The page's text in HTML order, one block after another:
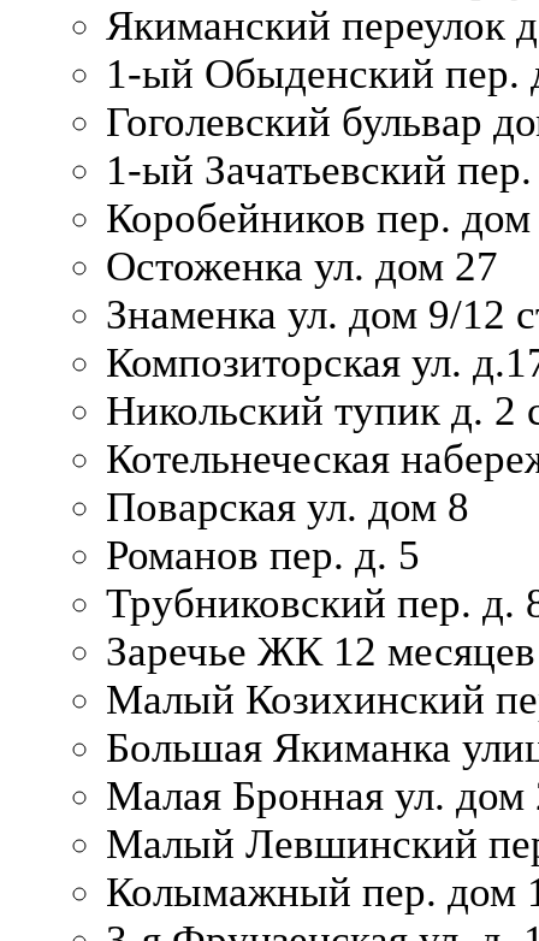
Якиманский переулок
1-ый Обыденский пер.
Гоголевский бульвар
1-ый Зачатьевский
Коробейников пер.
Остоженка ул. дом 27
Знаменка ул. дом 9/12
Композиторская ул.
Никольский тупик д. 2
Котельнеческая
Поварская ул. дом 8
Романов пер. д. 5
Трубниковский пер. д.
Заречье ЖК 12 месяцев
Малый Козихинский
Большая Якиманка
Малая Бронная ул. дом
Малый Левшинский
Колымажный пер. дом